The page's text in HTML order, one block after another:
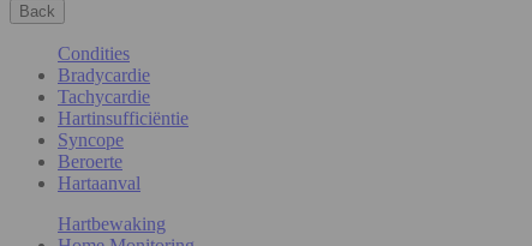
Back
Condities
Bradycardie
Tachycardie
Hartinsufficiëntie
Syncope
Beroerte
Hartaanval
Hartbewaking